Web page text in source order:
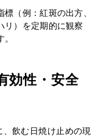
（例：紅斑の出方、
リ）を定期的に観察
効性・安全
飲む日焼け止めの現